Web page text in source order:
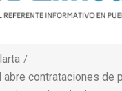
abre contrataciones de